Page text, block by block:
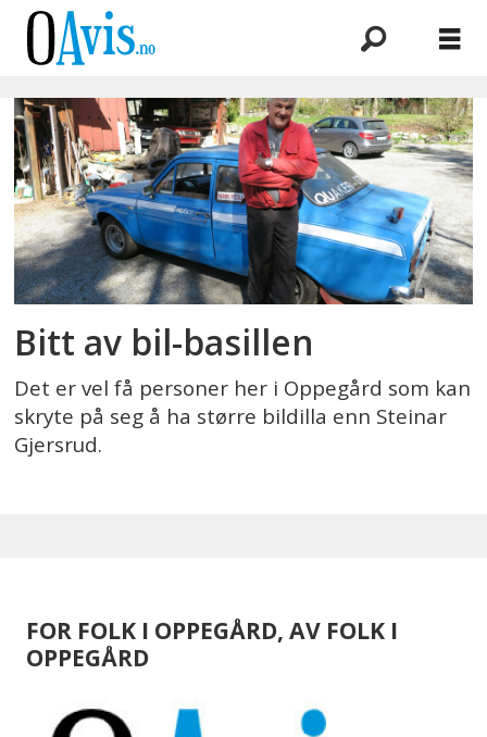
Emne:
bil
som
hobby
Bitt av bil-basillen
Det er vel få personer her i Oppegård som kan
skryte på seg å ha større bildilla enn Steinar
Gjersrud.
FOR FOLK I OPPEGÅRD, AV FOLK I
OPPEGÅRD